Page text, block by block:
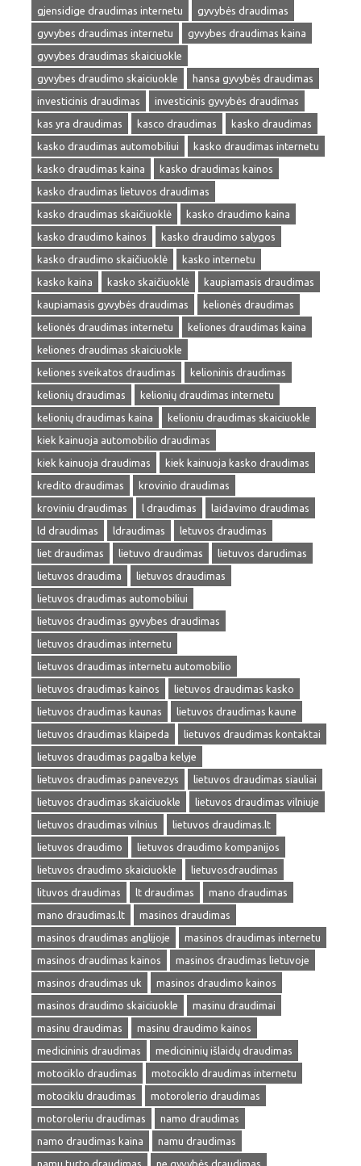
gjensidige draudimas internetu
gyvybės draudimas
gyvybes draudimas internetu
gyvybes draudimas kaina
gyvybes draudimas skaiciuokle
gyvybes draudimo skaiciuokle
hansa gyvybės draudimas
investicinis draudimas
investicinis gyvybės draudimas
kas yra draudimas
kasco draudimas
kasko draudimas
kasko draudimas automobiliui
kasko draudimas internetu
kasko draudimas kaina
kasko draudimas kainos
kasko draudimas lietuvos draudimas
kasko draudimas skaičiuoklė
kasko draudimo kaina
kasko draudimo kainos
kasko draudimo salygos
kasko draudimo skaičiuoklė
kasko internetu
kasko kaina
kasko skaičiuoklė
kaupiamasis draudimas
kaupiamasis gyvybės draudimas
kelionės draudimas
kelionės draudimas internetu
keliones draudimas kaina
keliones draudimas skaiciuokle
keliones sveikatos draudimas
kelioninis draudimas
kelionių draudimas
kelionių draudimas internetu
kelionių draudimas kaina
kelioniu draudimas skaiciuokle
kiek kainuoja automobilio draudimas
kiek kainuoja draudimas
kiek kainuoja kasko draudimas
kredito draudimas
krovinio draudimas
kroviniu draudimas
l draudimas
laidavimo draudimas
ld draudimas
ldraudimas
letuvos draudimas
liet draudimas
lietuvo draudimas
lietuvos darudimas
lietuvos draudima
lietuvos draudimas
lietuvos draudimas automobiliui
lietuvos draudimas gyvybes draudimas
lietuvos draudimas internetu
lietuvos draudimas internetu automobilio
lietuvos draudimas kainos
lietuvos draudimas kasko
lietuvos draudimas kaunas
lietuvos draudimas kaune
lietuvos draudimas klaipeda
lietuvos draudimas kontaktai
lietuvos draudimas pagalba kelyje
lietuvos draudimas panevezys
lietuvos draudimas siauliai
lietuvos draudimas skaiciuokle
lietuvos draudimas vilniuje
lietuvos draudimas vilnius
lietuvos draudimas.lt
lietuvos draudimo
lietuvos draudimo kompanijos
lietuvos draudimo skaiciuokle
lietuvosdraudimas
lituvos draudimas
lt draudimas
mano draudimas
mano draudimas.lt
masinos draudimas
masinos draudimas anglijoje
masinos draudimas internetu
masinos draudimas kainos
masinos draudimas lietuvoje
masinos draudimas uk
masinos draudimo kainos
masinos draudimo skaiciuokle
masinu draudimai
masinu draudimas
masinu draudimo kainos
medicininis draudimas
medicininių išlaidų draudimas
motociklo draudimas
motociklo draudimas internetu
motociklu draudimas
motorolerio draudimas
motoroleriu draudimas
namo draudimas
namo draudimas kaina
namu draudimas
namu turto draudimas
ne gyvybės draudimas